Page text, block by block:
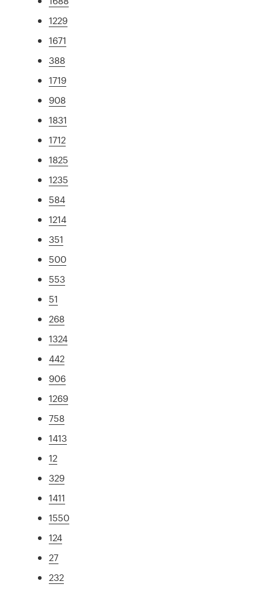
1229
1671
388
1719
908
1831
1712
1825
1235
584
1214
351
500
553
51
268
1324
442
906
1269
758
1413
12
329
1411
1550
124
27
232